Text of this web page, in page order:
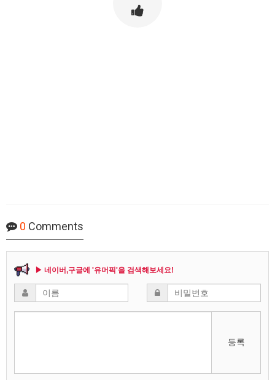
0 Comments
▶ 네이버,구글에 '유머픽'을 검색해보세요!
등록